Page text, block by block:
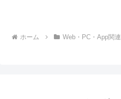
ホーム Web・PC・App関連